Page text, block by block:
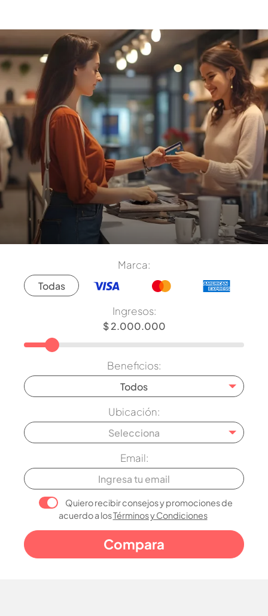
Marca:
Todas
Ingresos:
Beneficios:
Todos
Ubicación:
Selecciona
Email:
Quiero recibir consejos y promociones de
acuerdo a losTérminos y Condiciones